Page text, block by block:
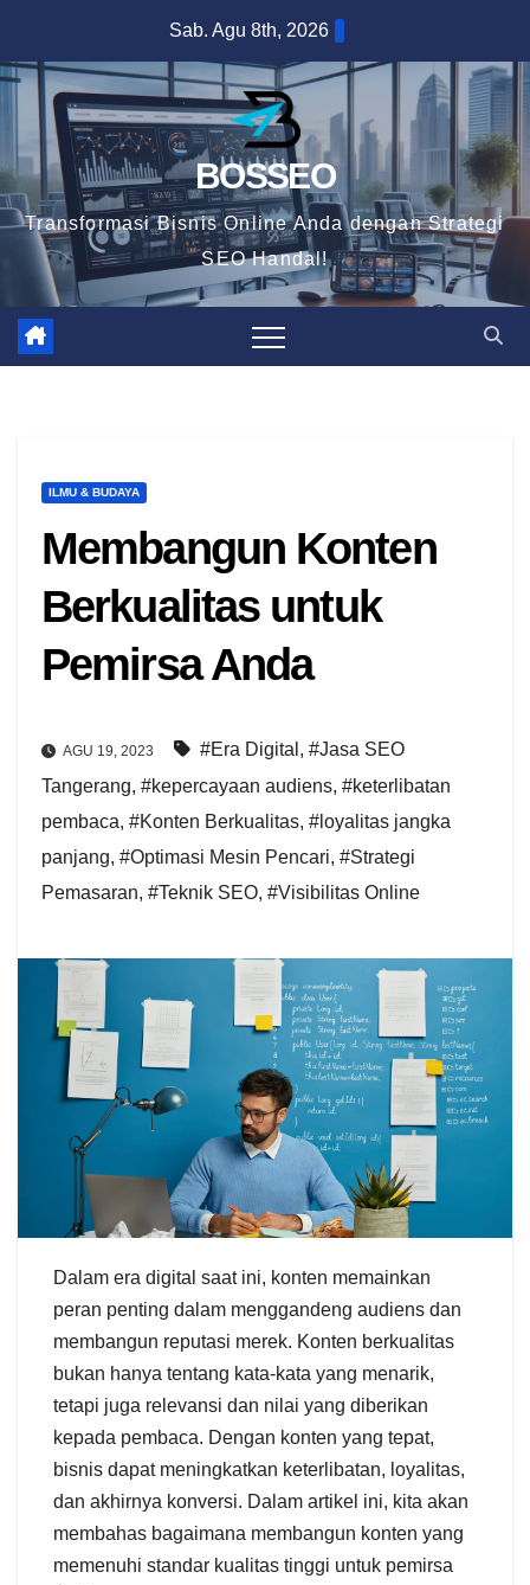
content
Sab. Agu 8th, 2026
BOSSEO
Transformasi Bisnis Online Anda dengan Strategi
SEO Handal!
ILMU & BUDAYA
Membangun Konten
Berkualitas untuk
Pemirsa Anda
AGU 19, 2023 #Era Digital , #Jasa SEO
Tangerang, #kepercayaan audiens, #keterlibatan
pembaca, #Konten Berkualitas, #loyalitas jangka
panjang, #Optimasi Mesin Pencari, #Strategi
Pemasaran, #Teknik SEO, #Visibilitas Online
Dalam era digital saat ini, konten memainkan
peran penting dalam menggandeng audiens dan
membangun reputasi merek. Konten berkualitas
bukan hanya tentang kata-kata yang menarik,
tetapi juga relevansi dan nilai yang diberikan
kepada pembaca. Dengan konten yang tepat,
bisnis dapat meningkatkan keterlibatan, loyalitas,
dan akhirnya konversi. Dalam artikel ini, kita akan
membahas bagaimana membangun konten yang
memenuhi standar kualitas tinggi untuk pemirsa